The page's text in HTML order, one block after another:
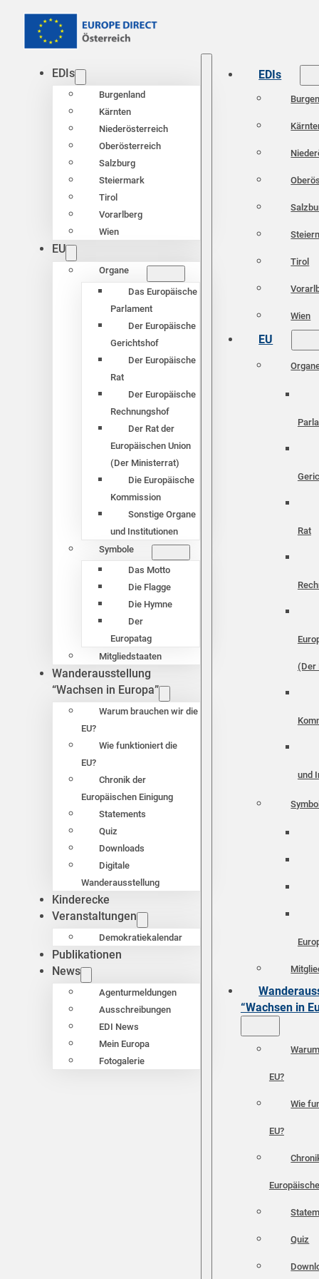
EDIs
Burgenland
Kärnten
Niederösterreich
Oberösterreich
Salzburg
Steiermark
Tirol
Vorarlberg
Wien
EU
Organe
Das Europäische
Parlament
Der Europäische
Gerichtshof
Der Europäische
Rat
Der Europäische
Rechnungshof
Der Rat der
Europäischen Union
(Der Ministerrat)
Die Europäische
Kommission
Sonstige Organe
und Institutionen
Symbole
Das Motto
Die Flagge
Die Hymne
Der
Europatag
Mitgliedstaaten
Wanderausstellung
“Wachsen in Europa”
Warum brauchen wir die
EU?
Wie funktioniert die
EU?
Chronik der
Europäischen Einigung
Statements
Quiz
Downloads
Digitale
Wanderausstellung
Kinderecke
Veranstaltungen
Demokratiekalendar
Publikationen
News
Agenturmeldungen
Ausschreibungen
EDI News
Mein Europa
Fotogalerie
EDIs
Tirol
Wien
EU
Rat
(Der
und
“Wachsen in
EU?
Wie
EU?
Quiz